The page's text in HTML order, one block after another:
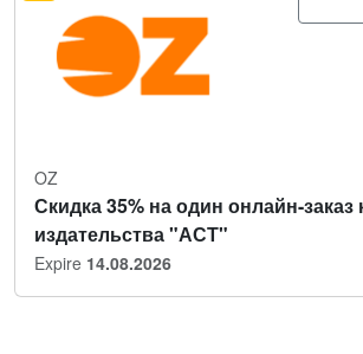
OZ
Скидка 35% на один онлайн-заказ
издательства "АСТ"
Expire 14.08.2026